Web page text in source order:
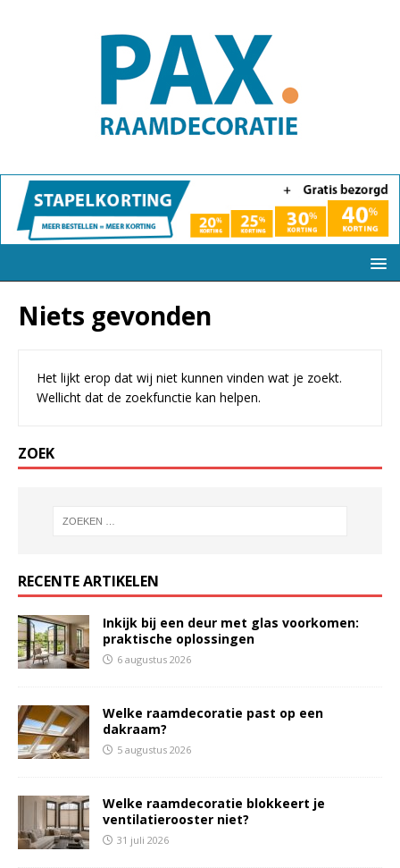
Niets gevonden
Het lijkt erop dat wij niet kunnen vinden wat je zoekt.
Wellicht dat de zoekfunctie kan helpen.
ZOEK
RECENTE ARTIKELEN
Inkijk bij een deur met glas voorkomen:
praktische oplossingen
6 augustus 2026
Welke raamdecoratie past op een
dakraam?
5 augustus 2026
Welke raamdecoratie blokkeert je
ventilatierooster niet?
31 juli 2026